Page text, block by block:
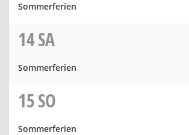
Sommerferien
14SA
Sommerferien
15SO
Sommerferien